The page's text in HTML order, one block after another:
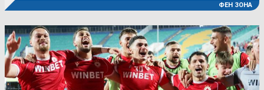
ФЕН ЗОНА